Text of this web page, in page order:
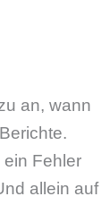
an, wann
ein Fehler
allein auf